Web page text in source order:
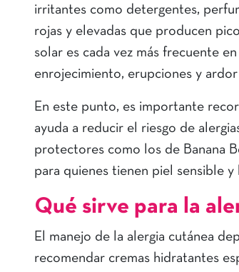
irritantes como detergentes,
rojas y elevadas que producen
solar es cada vez más frecuente
enrojecimiento, erupciones y
En este punto, es importante
ayuda a reducir el riesgo de
protectores como los de Banana
para quienes tienen piel sensible
Qué sirve para la
El manejo de la alergia cutánea
recomendar cremas hidratantes